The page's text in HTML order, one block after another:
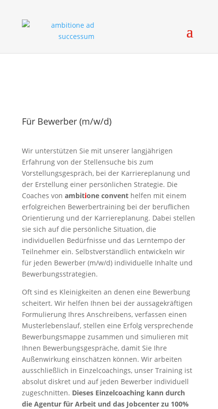
Für Bewerber (m/w/d)
Wir unterstützen Sie mit unserer langjährigen
Erfahrung von der Stellensuche bis zum
Vorstellungsgespräch, bei der Karriereplanung und
der Erstellung einer persönlichen Strategie. Die
Coaches von ambitione conventhelfen mit einem
erfolgreichen Bewerbertraining bei der beruflichen
Orientierung und der Karriereplanung. Dabei stellen
sie sich auf die persönliche Situation, die
individuellen Bedürfnisse und das Lerntempo der
Teilnehmer ein. Selbstverständlich entwickeln wir
für jeden Bewerber (m/w/d) individuelle Inhalte und
Bewerbungsstrategien.
Oft sind es Kleinigkeiten an denen eine Bewerbung
scheitert. Wir helfen Ihnen bei der aussagekräftigen
Formulierung Ihres Anschreibens, verfassen einen
Musterlebenslauf, stellen eine Erfolg versprechende
Bewerbungsmappe zusammen und simulieren mit
Ihnen Bewerbungsgespräche, damit Sie Ihre
Außenwirkung einschätzen können. Wir arbeiten
ausschließlich in Einzelcoachings, unser Training ist
absolut diskret und auf jeden Bewerber individuell
zugeschnitten. Dieses Einzelcoaching kann durch
die Agentur für Arbeit und das Jobcenter zu 100%